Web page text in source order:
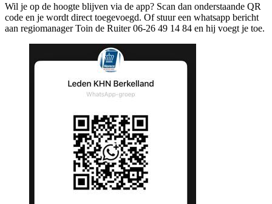
Wil je op de hoogte blijven via de app? Scan dan onderstaande QR
code en je wordt direct toegevoegd. Of stuur een whatsapp bericht
aan regiomanager Toin de Ruiter 06-26 49 14 84 en hij voegt je toe.